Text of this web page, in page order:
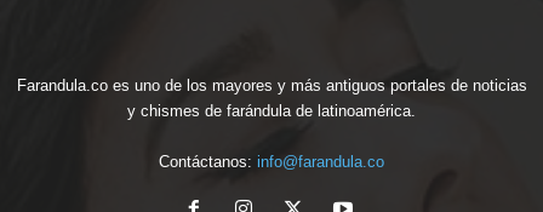
Farandula.co es uno de los mayores y más antiguos portales de noticias
y chismes de farándula de latinoamérica.
Contáctanos: info@farandula.co